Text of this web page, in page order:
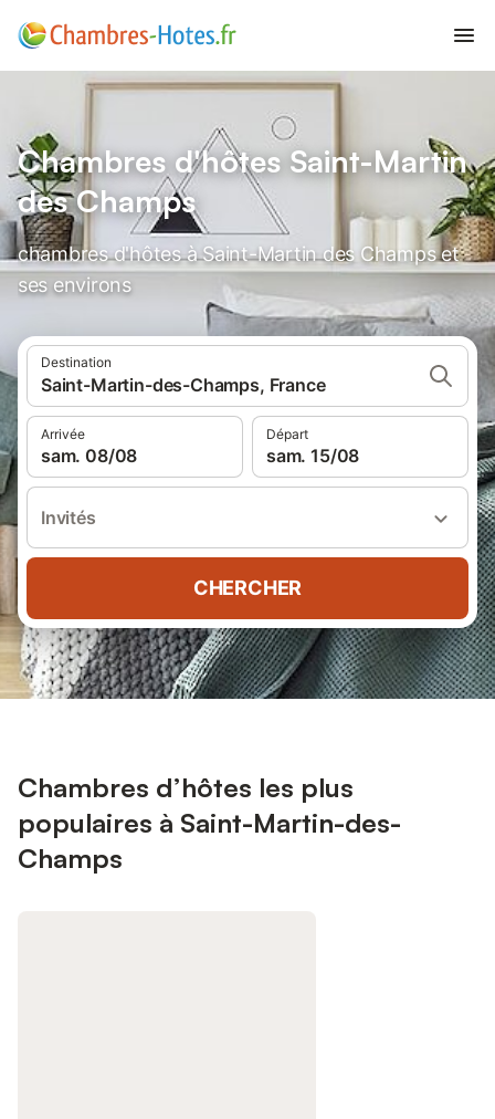
Chambres d'hôtes Saint-Martin
des Champs
chambres d'hôtes à Saint-Martin des Champs et
ses environs
Destination
Saint-Martin-des-Champs, France
Arrivée
sam. 08/08
Départ
sam. 15/08
Invités
CHERCHER
Chambres d’hôtes les plus
populaires à Saint-Martin-des-
Champs